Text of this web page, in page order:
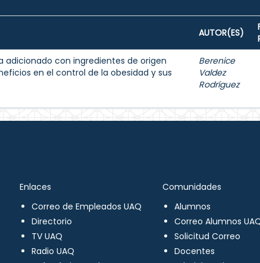
AUTOR(ES)
adicionado con ingredientes de origen
en el control de la obesidad y sus
Berenice
Valdez
Rodríguez
Enlaces
Correo de Empleados UAQ
Directorio
TV UAQ
Radio UAQ
Comunidades
Alumnos
Correo Alumnos
Solicitud Correo
Docentes